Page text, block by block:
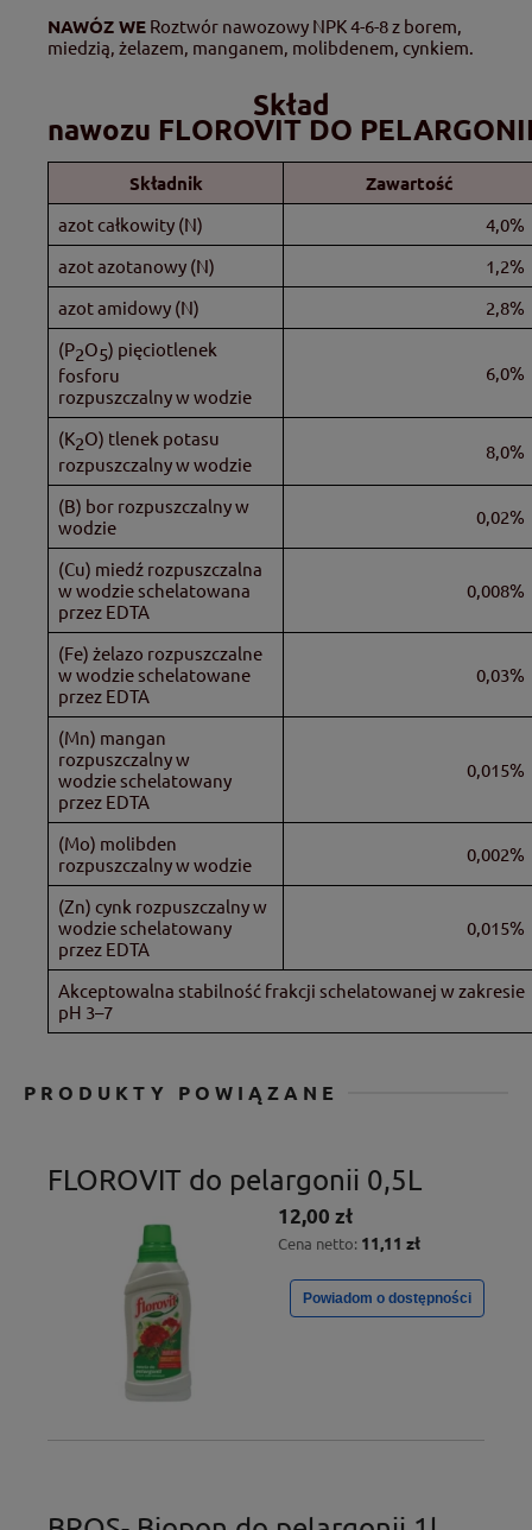
NAWÓZ WE Roztwór nawozowy NPK 4-6-8 z borem,
miedzią, żelazem, manganem, molibdenem, cynkiem.
Skład
nawozu FLOROVIT DO
Składnik Zawartość
azot całkowity (N)
4,0%
azot azotanowy (N)
1,2%
azot amidowy (N)
2,8%
(P2O5) pięciotlenek
fosforu
rozpuszczalny w wodzie
6,0%
(K2O) tlenek potasu
rozpuszczalny w wodzie
8,0%
(B) bor rozpuszczalny w
wodzie
0,02%
(Cu) miedź rozpuszczalna
w wodzie schelatowana
przez EDTA
0,008%
(Fe) żelazo rozpuszczalne
w wodzie schelatowane
przez EDTA
0,03%
(Mn) mangan
rozpuszczalny w
wodzie schelatowany
przez EDTA
0,015%
(Mo) molibden
rozpuszczalny w wodzie
0,002%
(Zn) cynk rozpuszczalny w
wodzie schelatowany
przez EDTA
0,015%
Akceptowalna stabilność frakcji schelatowanej w zakresie
pH 3–7
PRODUKTY POWIĄZANE
FLOROVIT do pelargonii 0,5L
12,00 zł
Cena netto: 11,11 zł
Powiadom o dostępności